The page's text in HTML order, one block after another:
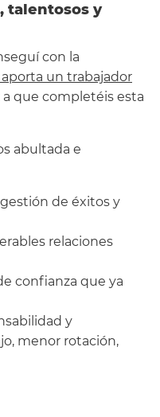
talentosos y
con la
aporta un trabajador
a que completéis esta
abultada e
de éxitos y
relaciones
confianza que ya
y
menor rotación,